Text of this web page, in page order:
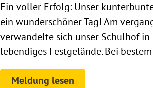
Ein voller Erfolg: Unser
ein wunderschöner Tag! Am
verwandelte sich unser Schulhof in
lebendiges Festgelände. Bei
Meldung lesen